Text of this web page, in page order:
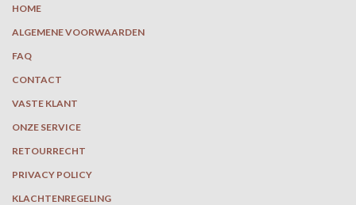
HOME
ALGEMENE VOORWAARDEN
FAQ
CONTACT
VASTE KLANT
ONZE SERVICE
RETOURRECHT
PRIVACY POLICY
KLACHTENREGELING